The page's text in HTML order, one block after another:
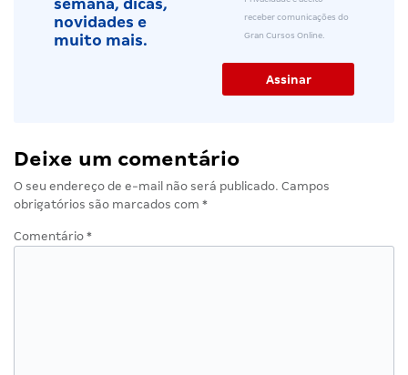
semana, dicas,
novidades e
muito mais.
receber comunicações do
Gran Cursos Online.
Deixe um comentário
O seu endereço de e-mail não será publicado. Campos
obrigatórios são marcados com *
Comentário *